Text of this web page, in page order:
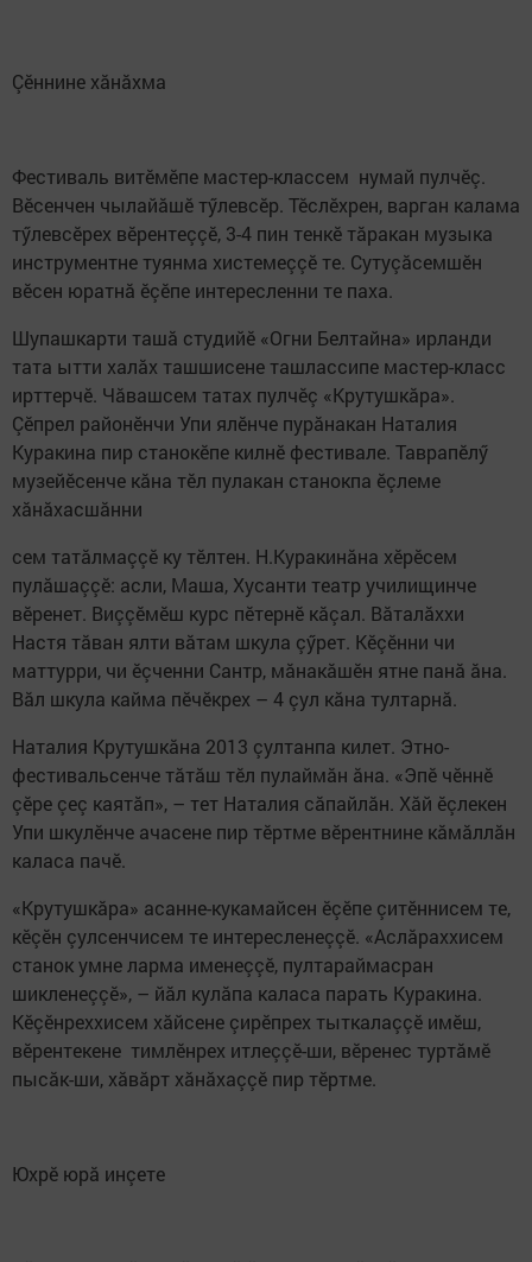
Çӗннине хăнăхма
Фестиваль витӗмӗпе мастер-классем нумай пулчӗç.
Вӗсенчен чылайăшӗ тӳлевсӗр. Тӗслӗхрен, варган калама
тӳлевсӗрех вӗрентеççӗ, 3-4 пин тенкӗ тăракан музыка
инструментне туянма хистемеççӗ те. Сутуçăсемшӗн
вӗсен юратнă ӗçӗпе интересленни те паха.
Шупашкарти ташă студийӗ «Огни Белтайна» ирланди
тата ытти халăх ташшисене ташлассипе мастер-класс
ирттерчӗ. Чăвашсем татах пулчӗç «Крутушкăра».
Çӗпрел районӗнчи Упи ялӗнче пурăнакан Наталия
Куракина пир станокӗпе килнӗ фестивале. Таврапӗлӳ
музейӗсенче кăна тӗл пулакан станокпа ӗçлеме
хăнăхасшăнни
сем татăлмаççӗ ку тӗлтен. Н.Куракинăна хӗрӗсем
пулăшаççӗ: асли, Маша, Хусанти театр училищинче
вӗренет. Виççӗмӗш курс пӗтернӗ кăçал. Вăталăххи
Настя тăван ялти вăтам шкула çӳрет. Кӗçӗнни чи
маттурри, чи ӗçченни Сантр, мăнакăшӗн ятне панă ăна.
Вăл шкула кайма пӗчӗкрех – 4 çул кăна тултарнă.
Наталия Крутушкăна 2013 çултанпа килет. Этно-
фестивальсенче тăтăш тӗл пулаймăн ăна. «Эпӗ чӗннӗ
çӗре çеç каятăп», – тет Наталия сăпайлăн. Хăй ӗçлекен
Упи шкулӗнче ачасене пир тӗртме вӗрентнине кăмăллăн
каласа пачӗ.
«Крутушкăра» асанне-кукамайсен ӗçӗпе çитӗннисем те,
кӗçӗн çулсенчисем те интересленеççӗ. «Аслăраххисем
станок умне ларма именеççӗ, пултараймасран
шикленеççӗ», – йăл кулăпа каласа парать Куракина.
Кӗçӗнреххисем хăйсене çирӗпрех тыткалаççӗ имӗш,
вӗрентекене тимлӗнрех итлеççӗ-ши, вӗренес туртăмӗ
пысăк-ши, хăвăрт хăнăхаççӗ пир тӗртме.
Юхрӗ юрă инçете